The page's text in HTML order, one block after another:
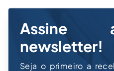
Assine
newsletter!
Seja o primeiro a